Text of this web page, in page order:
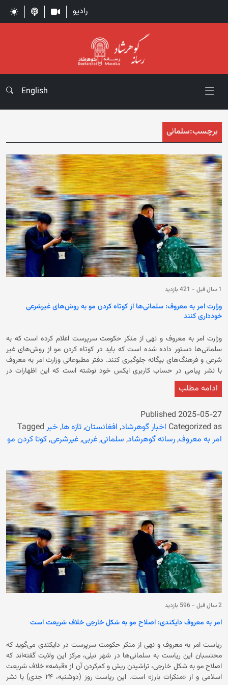
رادیو
English
برچسب:سلمانی
1 سال قبل - 421 بازدید
وزارت امر به معروف: سلمانی‌ها از کوتاه کردن مو‌ به روش‌های غیرشرعی
خودداری کنند
وزارت امر به معروف و نهی از منکر حکومت سرپرست اعلام کرده است که به
سلمانی‌ها دستور داده شده است که باید در کوتاه کردن مو از روش‌های غیر
شرعی و فرهنگ‌های بیگانه جلوگیری کنند. دفتر مطبوعاتی وزارت امر به معروف
با نشر پیامی در حساب کاربری ایکس خود نوشته است که این اظهارات در
نشستی میان مسوولان این وزارت ‌و اتحادیه سلمانی‌های شهر کابل مطرح شده
است. نورمحمد حقانی، معین پالیسی و مسلکی وزارت امر به معروف خطاب به
جلوگیری از کوتاه کردن مو به سبک غربی تاکید کرده و از اعضای اتحادیه
سلمانی‌ها خواست تا در جلوگیری از منکرات و اقامه معروفات در جامعه با این
وزارت همکاری کنند. در همین حال، رییس شهری امر به معروف و نهی از منکر
برای انجام بهتر این امر نیاز به هماهنگی و همکاری کامل است. این در حالی
است که حکومت سرپرست در راستای تطبیق قانون امر به معروف و نهی از منکر
خود، پیش از این نیز در شماری از ولایت‌های کشور از سلمانی‌ها خواسته بودند
که موی سر افراد را به شکل خارجی و «غیراسلامی» اصلاح نکنند. حکومت فعلی
همچنان تراشیدن ریش و کم‌کردن آن را از «قبضه» منع کرده‌ است و در مواردی
افراد را برسر این موضوع بازداشت و یا آزارواذیت‌ کرده‌ است.
ادامه مطلب
Published 2025-05-27
Categorized as اخبار گوهرشاد, افغانستان,تازه ها, خبر Tagged
امر به معروف,رسانه گوهرشاد, سلمانی,غربی,غیرشرعی,کوتا کردن مو
2 سال قبل - 596 بازدید
امر به معروف دایکندی: اصلاح مو به شکل خارجی خلاف شریعت است
ریاست امر به معروف و نهی از منکر حکومت سرپرست در دایکندی می‌گوید که
محتسبان این ریاست به سلمانی‌ها در شهر نیلی، مرکز این ولایت گفته‌اند که
اصلاح مو به شکل خارجی، تراشیدن ریش و کم‌کردن آن از «قبضه» خلاف شریعت
اسلامی و از «منکرات بارز» است. این ریاست روز (دوشنبه، ۲۴ جدی) با نشر